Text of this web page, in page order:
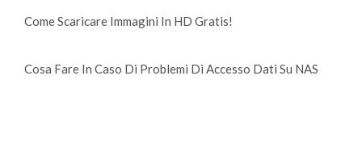
Come Scaricare Immagini In HD Gratis!
Cosa Fare In Caso Di Problemi Di Accesso Dati Su NAS